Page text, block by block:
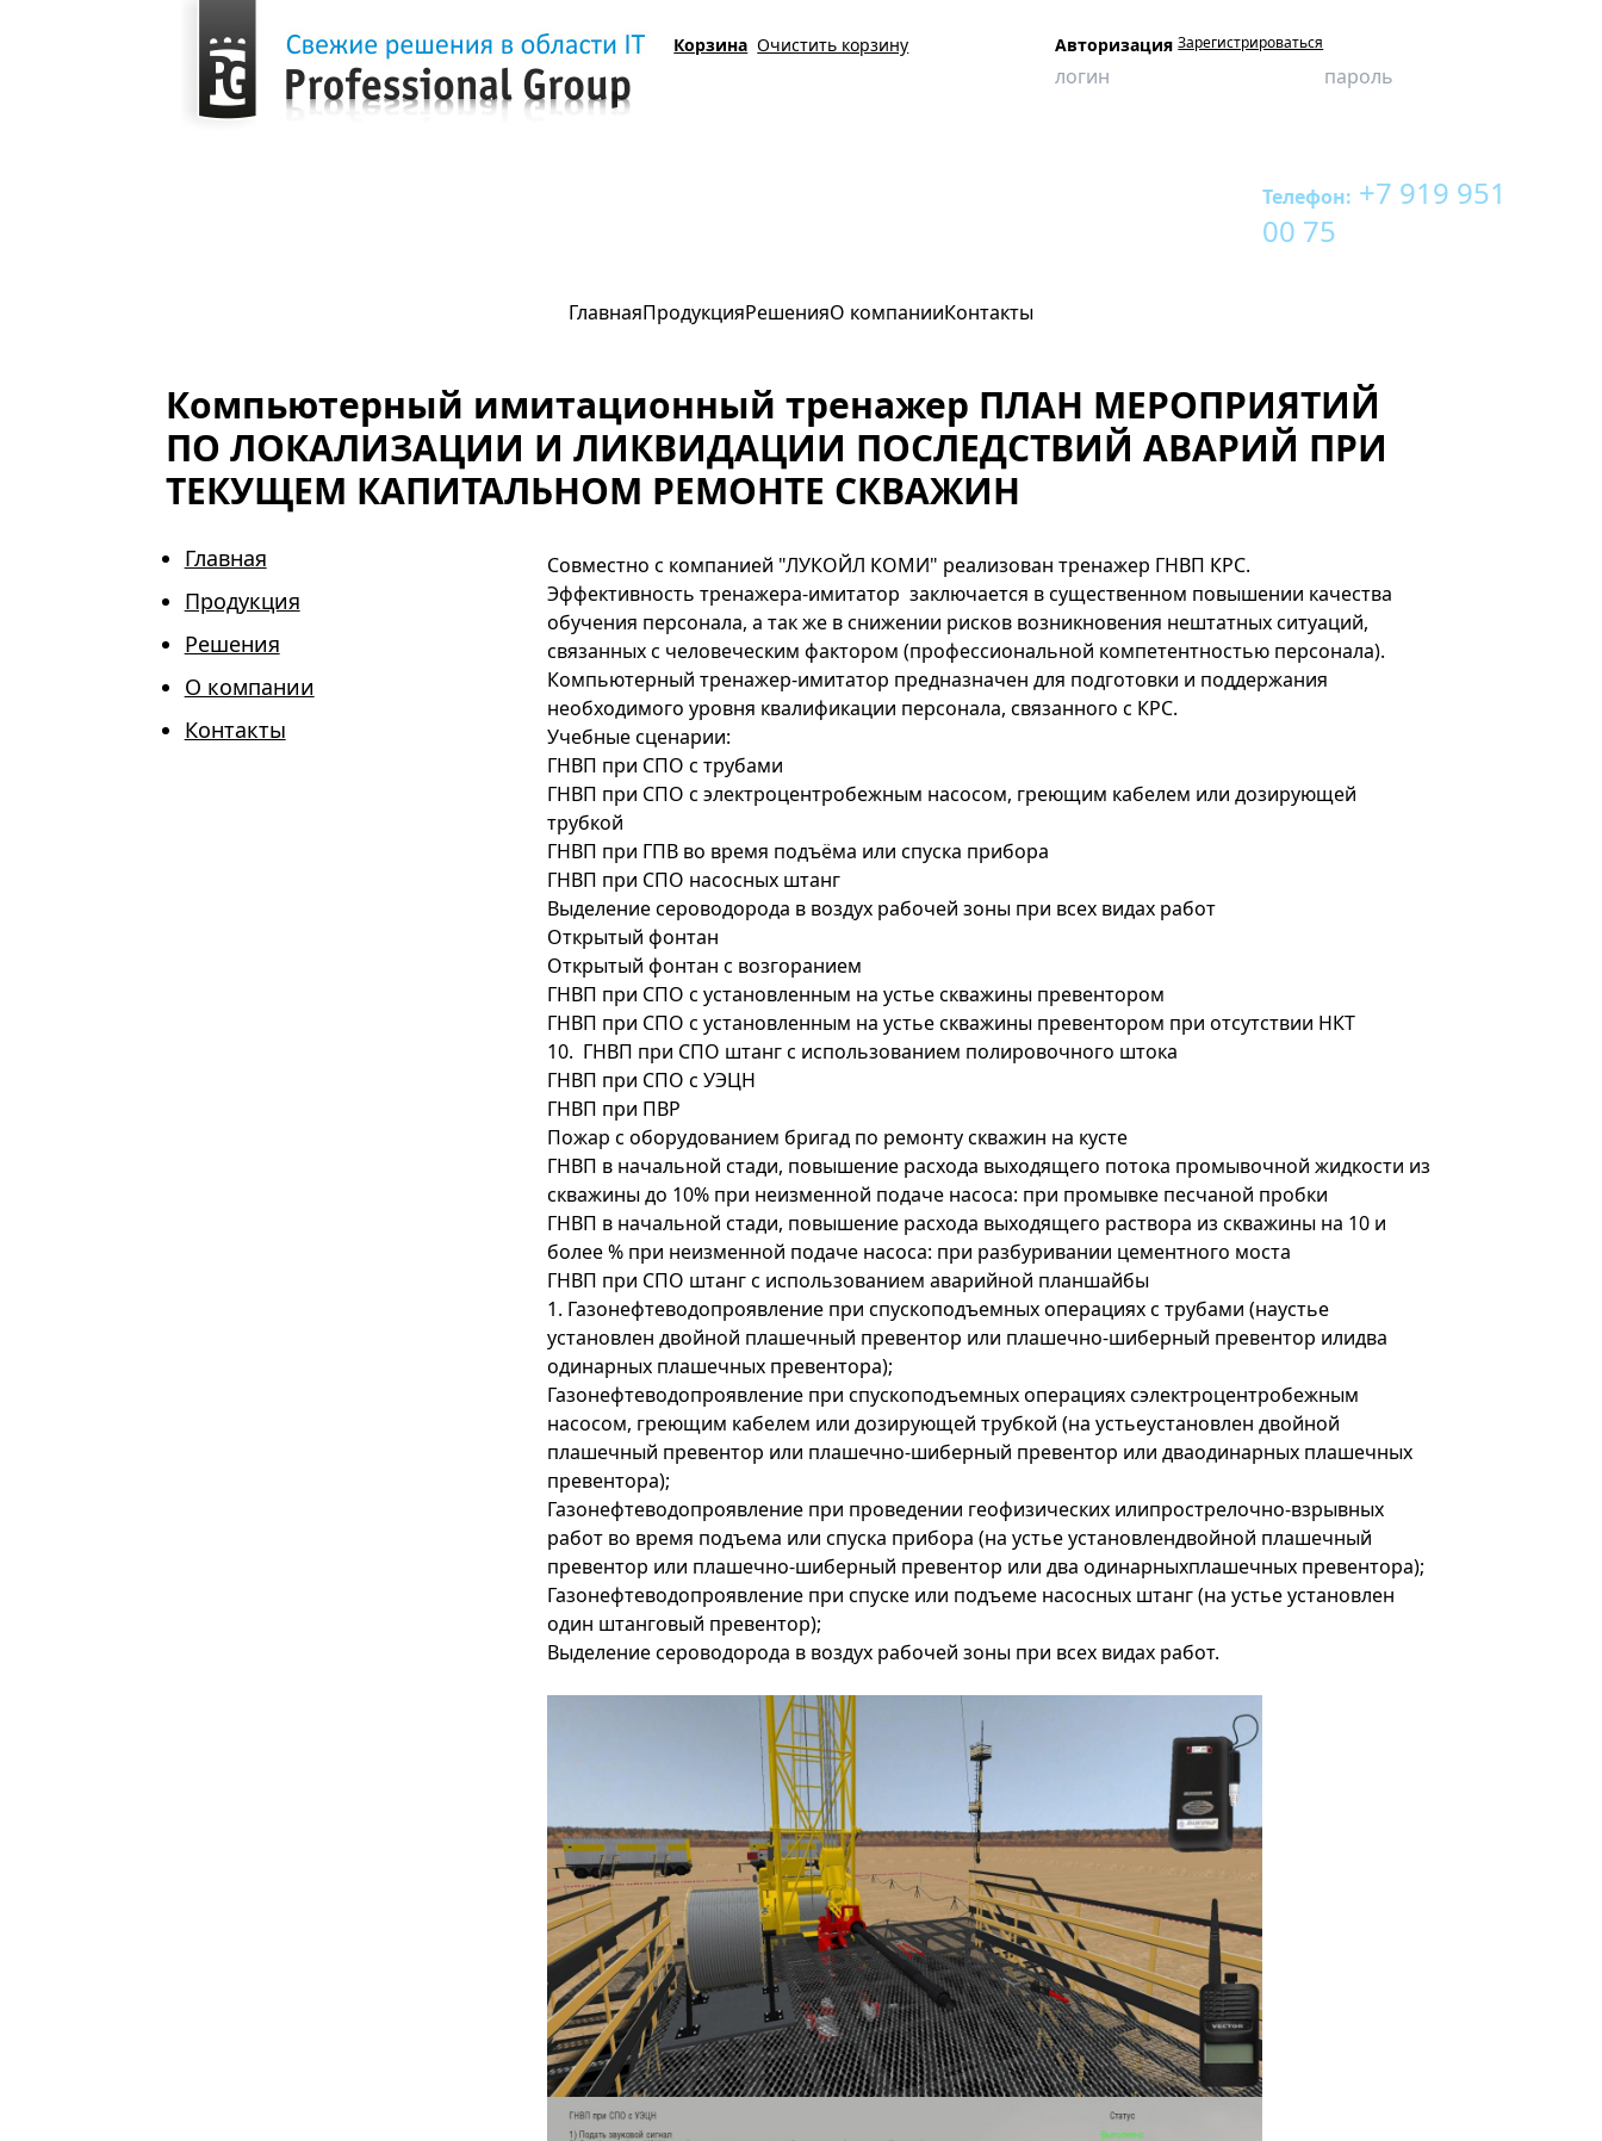
Корзина Очистить корзину Авторизация Зарегистрироваться
Телефон: +7 919 951
00 75
ГлавнаяПродукцияРешенияО компанииКонтакты
Компьютерный имитационный тренажер ПЛАН МЕРОПРИЯТИЙ
ПО ЛОКАЛИЗАЦИИ И ЛИКВИДАЦИИ ПОСЛЕДСТВИЙ АВАРИЙ ПРИ
ТЕКУЩЕМ КАПИТАЛЬНОМ РЕМОНТЕ СКВАЖИН
Главная
Продукция
Решения
О компании
Контакты
Совместно с компанией "ЛУКОЙЛ КОМИ" реализован тренажер ГНВП КРС.
Эффективность тренажера-имитатор заключается в существенном повышении качества
обучения персонала, а так же в снижении рисков возникновения нештатных ситуаций,
связанных с человеческим фактором (профессиональной компетентностью персонала).
Компьютерный тренажер-имитатор предназначен для подготовки и поддержания
необходимого уровня квалификации персонала, связанного с КРС.
Учебные сценарии:
ГНВП при СПО с трубами
ГНВП при СПО с электроцентробежным насосом, греющим кабелем или дозирующей
трубкой
ГНВП при ГПВ во время подъёма или спуска прибора
ГНВП при СПО насосных штанг
Выделение сероводорода в воздух рабочей зоны при всех видах работ
Открытый фонтан
Открытый фонтан с возгоранием
ГНВП при СПО с установленным на устье скважины превентором
ГНВП при СПО с установленным на устье скважины превентором при отсутствии НКТ
10. ГНВП при СПО штанг с использованием полировочного штока
ГНВП при СПО с УЭЦН
ГНВП при ПВР
Пожар с оборудованием бригад по ремонту скважин на кусте
ГНВП в начальной стади, повышение расхода выходящего потока промывочной жидкости из
скважины до 10% при неизменной подаче насоса: при промывке песчаной пробки
ГНВП в начальной стади, повышение расхода выходящего раствора из скважины на 10 и
более % при неизменной подаче насоса: при разбуривании цементного моста
ГНВП при СПО штанг с использованием аварийной планшайбы
1. Газонефтеводопроявление при спускоподъемных операциях с трубами (наустье
установлен двойной плашечный превентор или плашечно-шиберный превентор илидва
одинарных плашечных превентора);
Газонефтеводопроявление при спускоподъемных операциях сэлектроцентробежным
насосом, греющим кабелем или дозирующей трубкой (на устьеустановлен двойной
плашечный превентор или плашечно-шиберный превентор или дваодинарных плашечных
превентора);
Газонефтеводопроявление при проведении геофизических илипрострелочно-взрывных
работ во время подъема или спуска прибора (на устье установлендвойной плашечный
превентор или плашечно-шиберный превентор или два одинарныхплашечных превентора);
Газонефтеводопроявление при спуске или подъеме насосных штанг (на устье установлен
один штанговый превентор);
Выделение сероводорода в воздух рабочей зоны при всех видах работ.